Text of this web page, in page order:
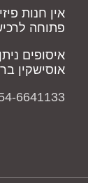
אין חנות
פתוחה
איסופים
אוסישקין
054-6641133